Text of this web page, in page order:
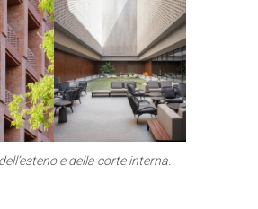
e della corte interna.